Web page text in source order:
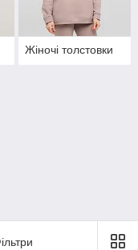
Жіночі толстовки